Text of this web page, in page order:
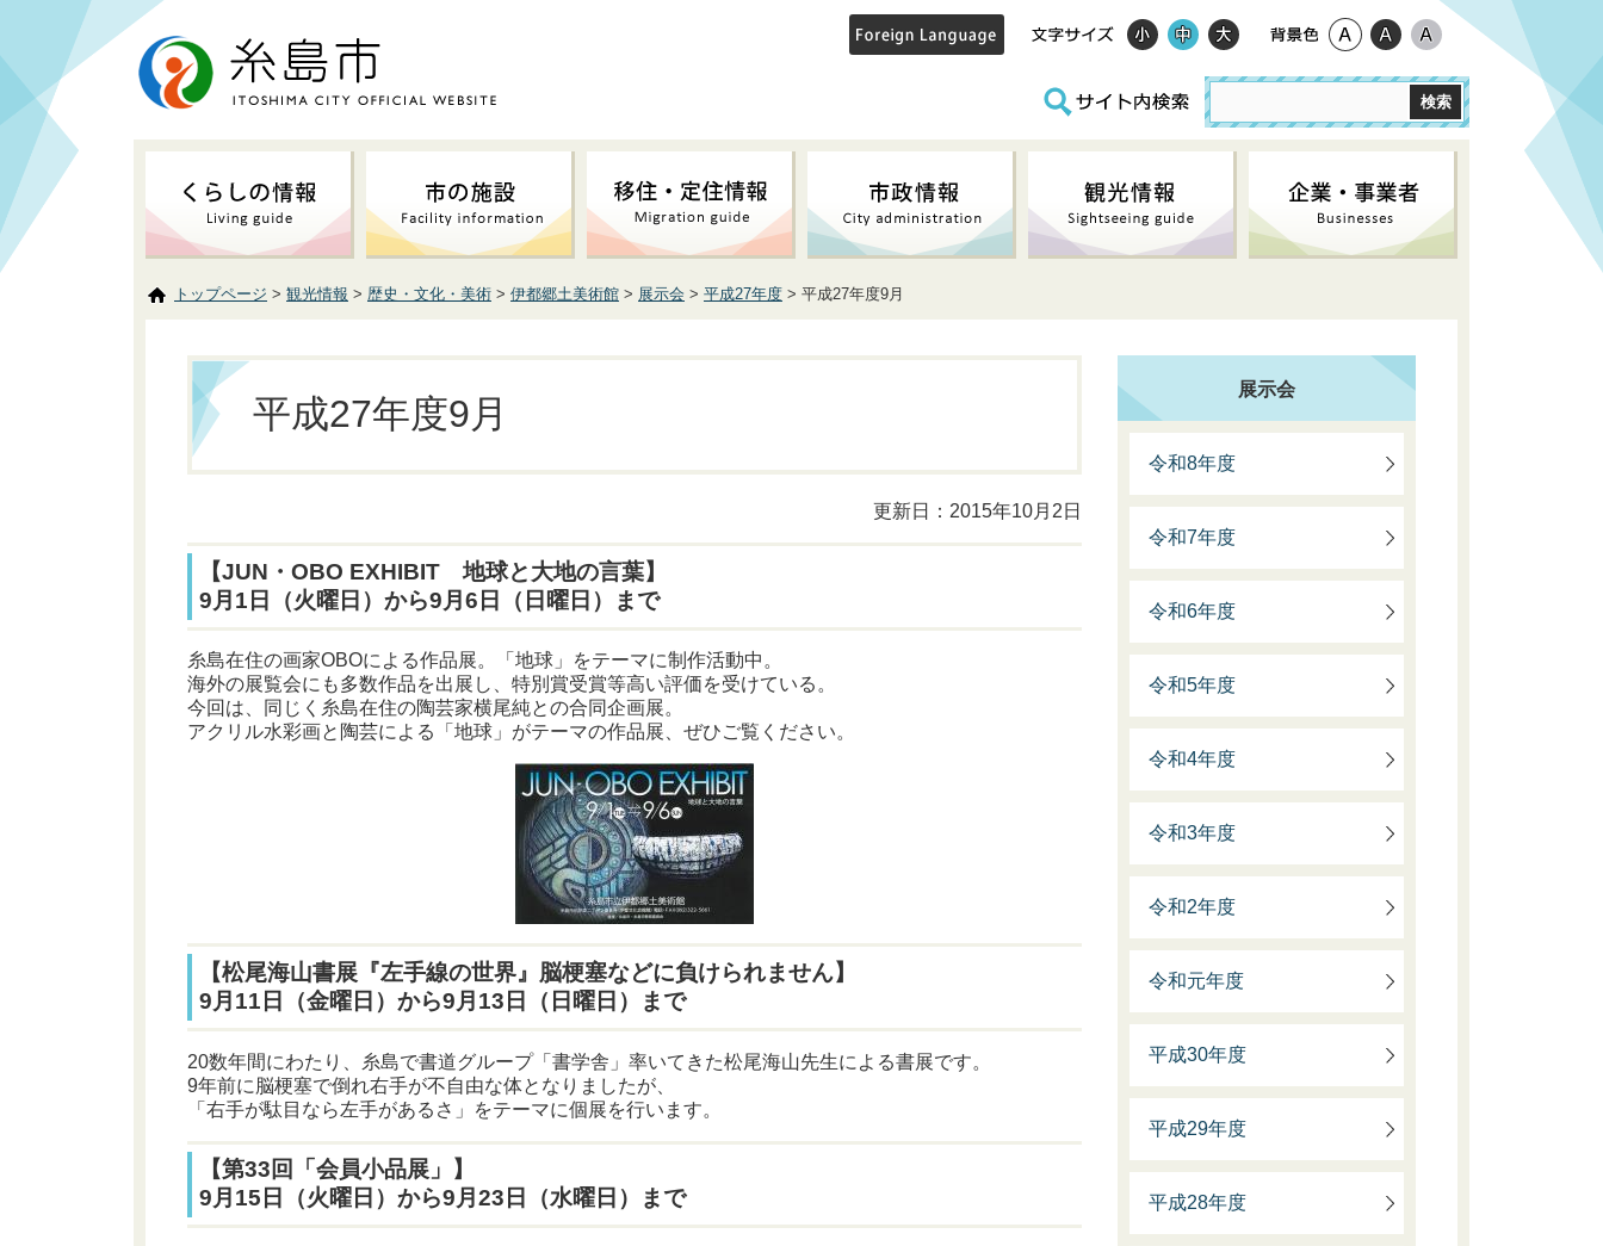
トップページ > 観光情報 > 歴史・文化・美術 > 伊都郷土美術館 > 展示会 > 平成27年度 > 平成27年度9月
平成27年度9月
更新日：2015年10月2日
【JUN・OBO EXHIBIT 地球と大地の言葉】
9月1日（火曜日）から9月6日（日曜日）まで
糸島在住の画家OBOによる作品展。「地球」をテーマに制作活動中。
海外の展覧会にも多数作品を出展し、特別賞受賞等高い評価を受けている。
今回は、同じく糸島在住の陶芸家横尾純との合同企画展。
アクリル水彩画と陶芸による「地球」がテーマの作品展、ぜひご覧ください。
【松尾海山書展『左手線の世界』脳梗塞などに負けられません】
9月11日（金曜日）から9月13日（日曜日）まで
20数年間にわたり、糸島で書道グループ「書学舎」率いてきた松尾海山先生による書展です。
9年前に脳梗塞で倒れ右手が不自由な体となりましたが、
「右手が駄目なら左手があるさ」をテーマに個展を行います。
【第33回「会員小品展」】
9月15日（火曜日）から9月23日（水曜日）まで
展示会
令和8年度
令和7年度
令和6年度
令和5年度
令和4年度
令和3年度
令和2年度
令和元年度
平成30年度
平成29年度
平成28年度